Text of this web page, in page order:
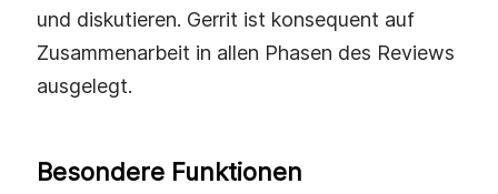
und diskutieren. Gerrit ist konsequent auf
Zusammenarbeit in allen Phasen des Reviews
ausgelegt.
Besondere Funktionen